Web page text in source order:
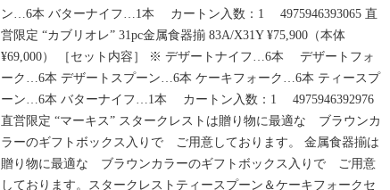
ン…6本 バターナイフ…1本 カートン入数：1 4975946393065 直
営限定 “カブリオレ” 31pc金属食器揃 83A/X31Y ¥75,900（本体
¥69,000） ［セット内容］ ※ デザートナイフ…6本 デザートフォ
ーク…6本 デザートスプーン…6本 ケーキフォーク…6本 ティースプ
ーン…6本 バターナイフ…1本 カートン入数：1 4975946392976
直営限定 “マーキス” スタークレストは贈り物に最適な ブラウンカ
ラーのギフトボックス入りで ご用意しております。 金属食器揃は
贈り物に最適な ブラウンカラーのギフトボックス入りで ご用意
しております。スタークレストティースプーン＆ケーキフォークセ